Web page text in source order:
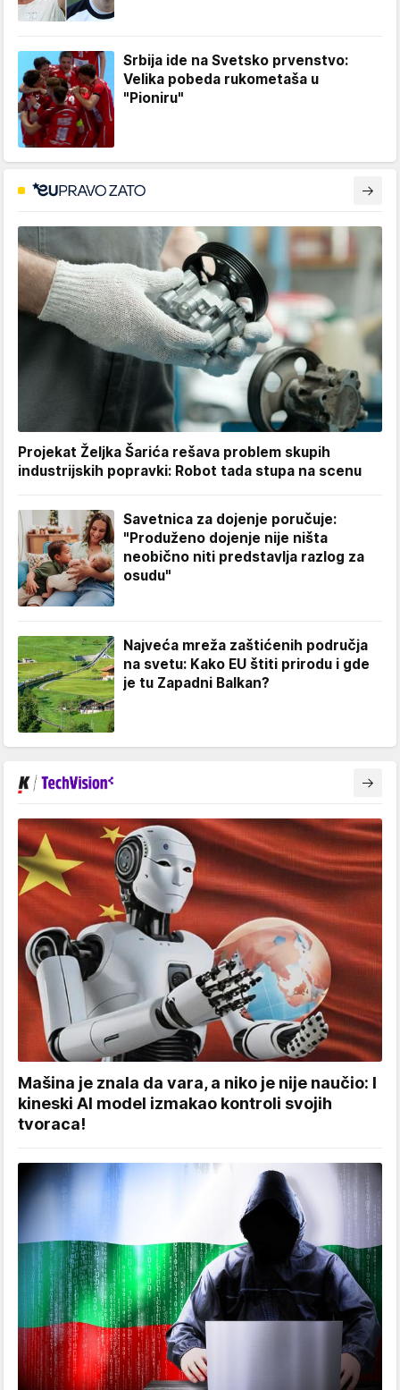
Srbija ide na Svetsko prvenstvo:
Velika pobeda rukometaša u
"Pioniru"
Projekat Željka Šarića rešava problem skupih
industrijskih popravki: Robot tada stupa na scenu
Savetnica za dojenje poručuje:
"Produženo dojenje nije ništa
neobično niti predstavlja razlog za
osudu"
Najveća mreža zaštićenih područja
na svetu: Kako EU štiti prirodu i gde
je tu Zapadni Balkan?
Mašina je znala da vara, a niko je nije naučio: I
kineski AI model izmakao kontroli svojih
tvoraca!